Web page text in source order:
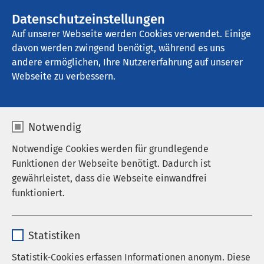
Datenschutzeinstellungen
Auf unserer Webseite werden Cookies verwendet. Einige
davon werden zwingend benötigt, während es uns
andere ermöglichen, Ihre Nutzererfahrung auf unserer
Webseite zu verbessern.
Notwendig
Notwendige Cookies werden für grundlegende
Funktionen der Webseite benötigt. Dadurch ist
gewährleistet, dass die Webseite einwandfrei
funktioniert.
Anbieter sgalinski
Statistiken
Statistik-Cookies erfassen Informationen anonym. Diese
AMEOS Klinikum Schönebeck
Pflegerische Krankenhausleitung, Manuela Recklebe,
Julia Kursawa, Tamara Röser, Jennifer Napp, Lisa-
Marie Babarowski, Josephine Sowa, Anna Lemke
(Praktikantin)